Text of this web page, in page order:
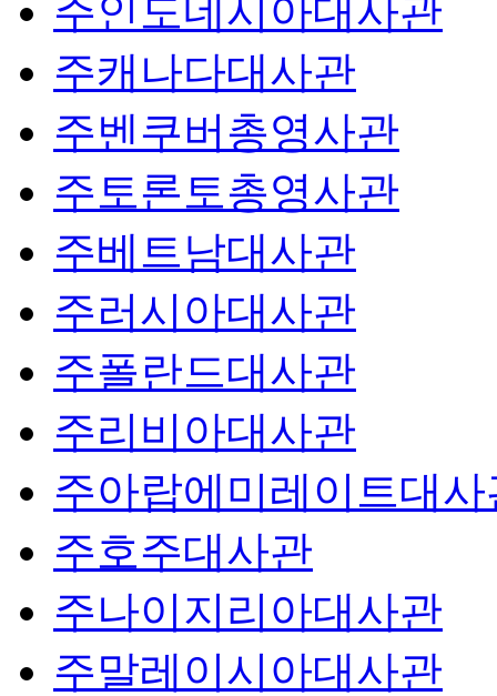
주인도네시아대사관
주캐나다대사관
주벤쿠버총영사관
주토론토총영사관
주베트남대사관
주러시아대사관
주폴란드대사관
주리비아대사관
주아랍에미레이트대사
주호주대사관
주나이지리아대사관
주말레이시아대사관